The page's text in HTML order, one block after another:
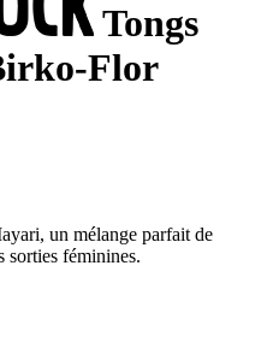
Tongs
Flor
un mélange parfait de
sorties féminines.